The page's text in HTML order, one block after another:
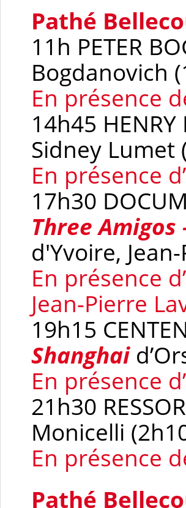
Pathé
11h PETER
Bogdanovich
En présence
14h45 HENRY
Sidney Lumet
En présence
17h30
Three
d'Yvoire,
En présence
Jean-Pierre
19h15
Shanghai
En présence
21h30
Monicelli
En présence
Pathé